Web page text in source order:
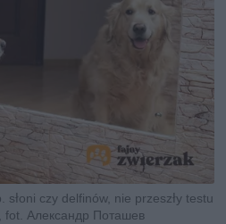
słoni czy delfinów, nie przeszły testu
fot. Александр Поташев